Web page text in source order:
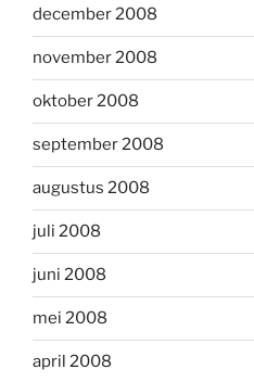
december 2008
november 2008
oktober 2008
september 2008
augustus 2008
juli 2008
juni 2008
mei 2008
april 2008